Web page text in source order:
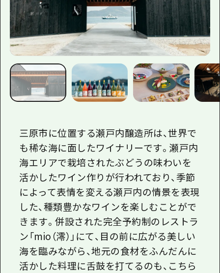
三原市に位置する瀬戸内醸造所は、世界で
も稀な海に面したワイナリーです。瀬戸内
海エリアで栽培されたぶどうの味わいを
活かしたワイン作りが行われており、季節
によって表情を変える瀬戸内の情景を表現
した、種類豊かなワインを楽しむことがで
きます。併設された完全予約制のレストラ
ン「mio（澪）」にて、目の前に広がる美しい
海を臨みながら、地元の食材をふんだんに
活かした料理に舌鼓を打てるのも、こちら